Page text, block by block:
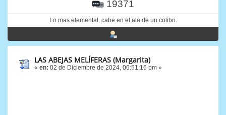
19371
Lo mas elemental, cabe en el ala de un colibri.
LAS ABEJAS MELÍFERAS (Margarita)
« en: 02 de Diciembre de 2024, 06:51:16 pm »